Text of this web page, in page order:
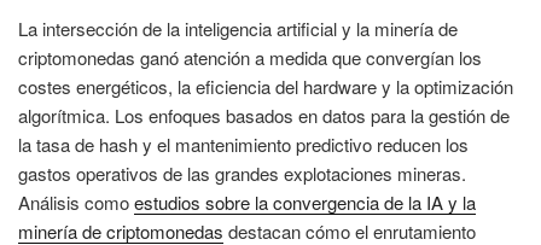
La intersección de la inteligencia artificial y la minería de
criptomonedas ganó atención a medida que convergían los
costes energéticos, la eficiencia del hardware y la optimización
algorítmica. Los enfoques basados en datos para la gestión de
la tasa de hash y el mantenimiento predictivo reducen los
gastos operativos de las grandes explotaciones mineras.
Análisis comoestudios sobre la convergencia de la IA y la
minería de criptomonedas destacan cómo el enrutamiento